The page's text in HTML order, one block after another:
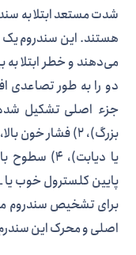
هستند. این سندروم
می‌دهند و خطر ابتلا
دو را به طور تصاعدی
برای تشخیص سندروم
اصلی و محرک این